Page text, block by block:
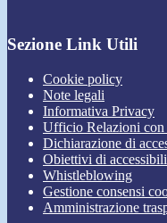
Sezione Link Utili
Cookie policy
Note legali
Informativa Privacy
Ufficio Relazioni
Dichiarazione di
Obiettivi di
Whistleblowing
Gestione consensi
Amministrazione